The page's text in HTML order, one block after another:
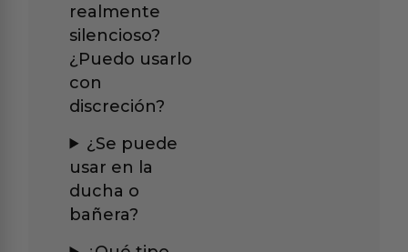
realmente
silencioso?
¿Puedo usarlo
con
discreción?
¿Se puede
usar en la
ducha o
bañera?